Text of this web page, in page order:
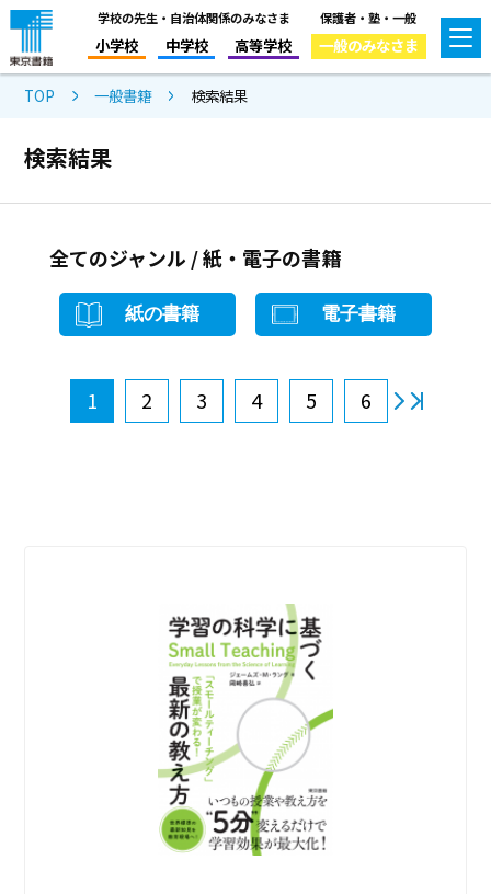
学校の先生・自治体関係のみなさま
小学校 中学校 高等学校
保護者・塾・一般
一般のみなさま
TOP 一般書籍 検索結果
検索結果
全てのジャンル / 紙・電子の書籍
紙の書籍 電子書籍
1 2 3 4 5 6